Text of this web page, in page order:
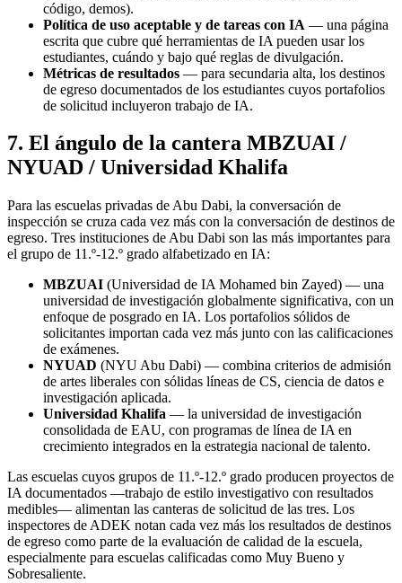
código, demos).
Política de uso aceptable y de tareas con IA — una página
escrita que cubre qué herramientas de IA pueden usar los
estudiantes, cuándo y bajo qué reglas de divulgación.
Métricas de resultados — para secundaria alta, los destinos
de egreso documentados de los estudiantes cuyos portafolios
de solicitud incluyeron trabajo de IA.
7. El ángulo de la cantera MBZUAI /
NYUAD / Universidad Khalifa
Para las escuelas privadas de Abu Dabi, la conversación de
inspección se cruza cada vez más con la conversación de destinos de
egreso. Tres instituciones de Abu Dabi son las más importantes para
el grupo de 11.º-12.º grado alfabetizado en IA:
MBZUAI (Universidad de IA Mohamed bin Zayed) — una
universidad de investigación globalmente significativa, con un
enfoque de posgrado en IA. Los portafolios sólidos de
solicitantes importan cada vez más junto con las calificaciones
de exámenes.
NYUAD (NYU Abu Dabi) — combina criterios de admisión
de artes liberales con sólidas líneas de CS, ciencia de datos e
investigación aplicada.
Universidad Khalifa — la universidad de investigación
consolidada de EAU, con programas de línea de IA en
crecimiento integrados en la estrategia nacional de talento.
Las escuelas cuyos grupos de 11.º-12.º grado producen proyectos de
IA documentados —trabajo de estilo investigativo con resultados
medibles— alimentan las canteras de solicitud de las tres. Los
inspectores de ADEK notan cada vez más los resultados de destinos
de egreso como parte de la evaluación de calidad de la escuela,
especialmente para escuelas calificadas como Muy Bueno y
Sobresaliente.